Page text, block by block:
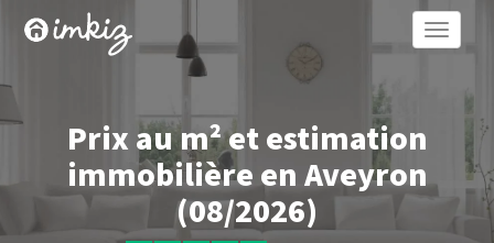
Toggle
Prix au m² et estimation
immobilière en Aveyron
(08/2026)